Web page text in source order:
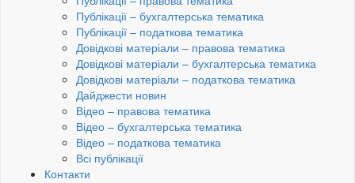
Публікації – бухгалтерська тематика
Публікації – податкова тематика
Довідкові матеріали – правова тематика
Довідкові матеріали – бухгалтерська тематика
Довідкові матеріали – податкова тематика
Дайджести новин
Відео – правова тематика
Відео – бухгалтерська тематика
Відео – податкова тематика
Всі публікації
Контакти